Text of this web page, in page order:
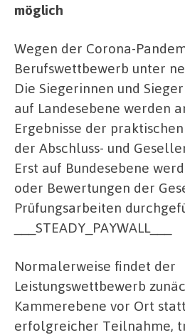
möglich
Wegen der Corona-
Berufswettbewerb unter
Die Siegerinnen und
auf Landesebene werden
Ergebnisse der
der Abschluss- und
Erst auf Bundesebene
oder Bewertungen der
Prüfungsarbeiten
___STEADY_PAYWALL___
Normalerweise findet der
Leistungswettbewerb
Kammerebene vor Ort
erfolgreicher Teilnahme,